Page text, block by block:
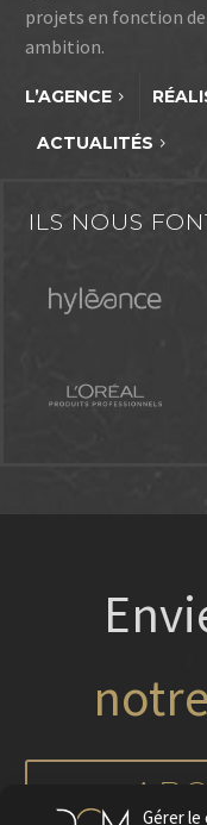
Gérer
projets en fonction
ambition.
L’AGENCE
ACTUALITÉS
ILS NOUS